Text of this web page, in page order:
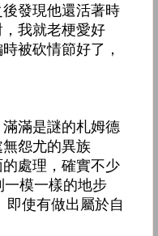
發現他還活著時
我就老梗愛好
被砍情節好了，
滿是謎的札姆德
怨尤的異族
處理，確實不少
模一樣的地步
即使有做出屬於自